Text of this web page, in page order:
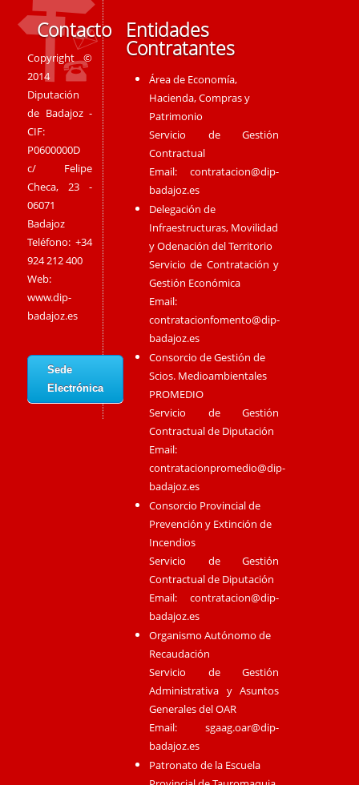
Contacto
Copyright ©
2014
Diputación
de Badajoz -
CIF:
P0600000D
c/ Felipe
Checa, 23 -
06071
Badajoz
Teléfono: +34
924 212 400
Web:
www.dip-
badajoz.es
Sede
Electrónica
Entidades
Contratantes
Área de Economía,
Hacienda, Compras y
Patrimonio
Servicio de Gestión
Contractual
Email:contratacion@dip-
badajoz.es
Delegación de
Infraestructuras, Movilidad
y Odenación del Territorio
Servicio de Contratación y
Gestión Económica
Email:
contratacionfomento@dip-
badajoz.es
Consorcio de Gestión de
Scios. Medioambientales
PROMEDIO
Servicio de Gestión
Contractual de Diputación
Email:
contratacionpromedio@dip-
badajoz.es
Consorcio Provincial de
Prevención y Extinción de
Incendios
Servicio de Gestión
Contractual de Diputación
Email:contratacion@dip-
badajoz.es
Organismo Autónomo de
Recaudación
Servicio de Gestión
Administrativa y Asuntos
Generales del OAR
Email:sgaag.oar@dip-
badajoz.es
Patronato de la Escuela